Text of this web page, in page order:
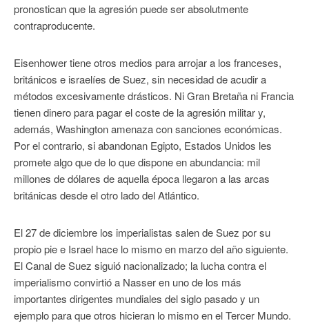
pronostican que la agresión puede ser absolutmente
contraproducente.
Eisenhower tiene otros medios para arrojar a los franceses,
británicos e israelíes de Suez, sin necesidad de acudir a
métodos excesivamente drásticos. Ni Gran Bretaña ni Francia
tienen dinero para pagar el coste de la agresión militar y,
además, Washington amenaza con sanciones económicas.
Por el contrario, si abandonan Egipto, Estados Unidos les
promete algo que de lo que dispone en abundancia: mil
millones de dólares de aquella época llegaron a las arcas
británicas desde el otro lado del Atlántico.
El 27 de diciembre los imperialistas salen de Suez por su
propio pie e Israel hace lo mismo en marzo del año siguiente.
El Canal de Suez siguió nacionalizado; la lucha contra el
imperialismo convirtió a Nasser en uno de los más
importantes dirigentes mundiales del siglo pasado y un
ejemplo para que otros hicieran lo mismo en el Tercer Mundo.